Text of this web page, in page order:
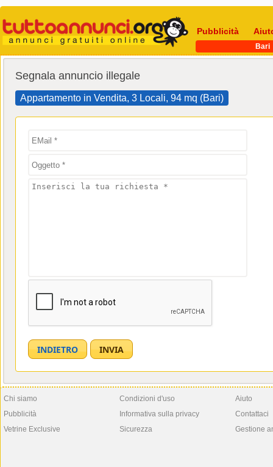
Pubblicità
Bari
Segnala annuncio illegale
Appartamento in Vendita, 3 Locali, 94 mq (Bari)
Chi siamo
Pubblicità
Vetrine Exclusive
Condizioni d'uso
Informativa sulla privacy
Sicurezza
Aiuto
Contattaci
Gestione